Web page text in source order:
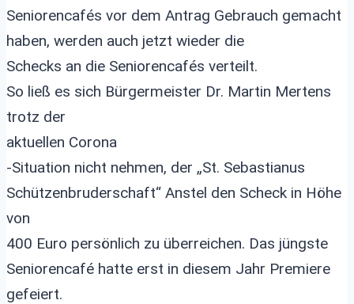
Seniorencafés vor dem Antrag Gebrauch gemacht
haben, werden auch jetzt wieder die
Schecks an die Seniorencafés verteilt.
So ließ es sich Bürgermeister Dr. Martin Mertens
trotz der
aktuellen Corona
-Situation nicht nehmen, der „St. Sebastianus
Schützenbruderschaft“ Anstel den Scheck in Höhe
von
400 Euro persönlich zu überreichen. Das jüngste
Seniorencafé hatte erst in diesem Jahr Premiere
gefeiert.